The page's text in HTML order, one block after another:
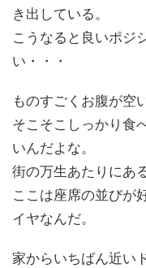
き出している。
こうなると良いポジ
い・・・
ものすごくお腹が空
そこそこしっかり食
いんだよな。
街の万生あたりにあ
ここは座席の並びが
イヤなんだ。
家からいちばん近い